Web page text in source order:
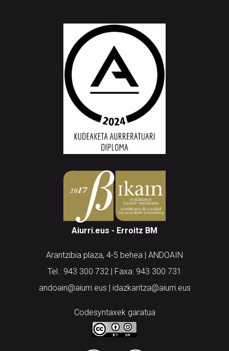
Aiurri.eus - Erroitz BM
Arantzibia plaza, 4-5 behea | ANDOAIN
Tel.: 943 300 732 | Faxa: 943 300 731
andoain@aiurri.eus | idazkaritza@aiurri.eus
Codesyntaxek garatua